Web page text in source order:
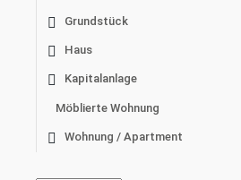
Grundstück
Haus
Kapitalanlage
Möblierte Wohnung
Wohnung / Apartment